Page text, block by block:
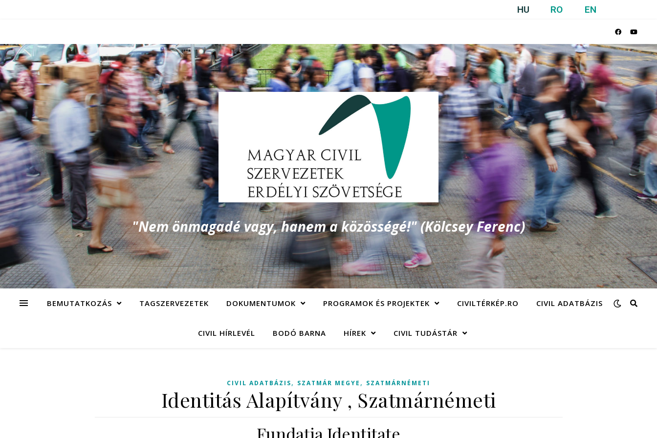
HU RO EN
"Nem önmagadé vagy, hanem a közösségé!" (Kölcsey Ferenc)
BEMUTATKOZÁS TAGSZERVEZETEK DOKUMENTUMOK PROGRAMOK ÉS PROJEKTEK CIVILTÉRKÉP.RO CIVIL ADATBÁZIS
CIVIL HÍRLEVÉL BODÓ BARNA HÍREK CIVIL TUDÁSTÁR
CIVIL ADATBÁZIS, SZATMÁR MEGYE , SZATMÁRNÉMETI
Identitás Alapítvány , Szatmárnémeti